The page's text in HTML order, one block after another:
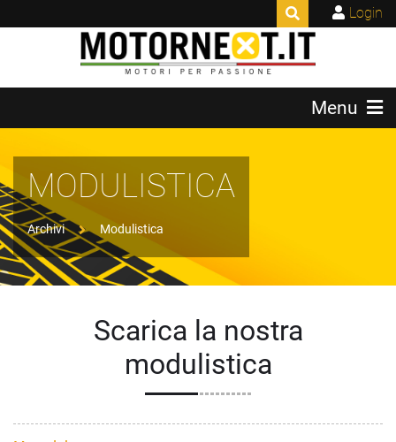
Login
Menu
MODULISTICA
Archivi Modulistica
Scarica la nostra
modulistica